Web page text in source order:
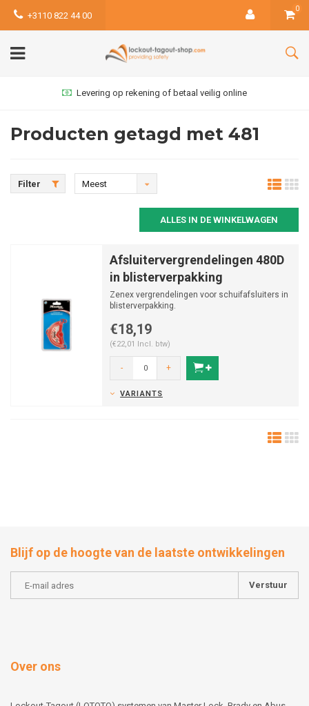
+3110 822 44 00
0
Levering op rekening of betaal veilig online
Producten getagd met 481
Filter
Meest
ALLES IN DE WINKELWAGEN
Afsluitervergrendelingen 480D
in blisterverpakking
Zenex vergrendelingen voor schuifafsluiters in
blisterverpakking.
€18,19
(€22,01 Incl. btw)
- +
VARIANTS
Blijf op de hoogte van de laatste ontwikkelingen
Verstuur
Over ons